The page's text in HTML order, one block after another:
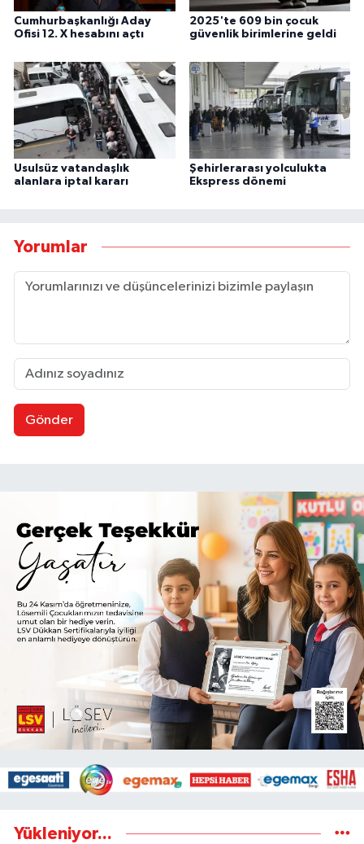
Cumhurbaşkanlığı Aday
Ofisi 12. X hesabını açtı
2025'te 609 bin çocuk
güvenlik birimlerine geldi
Usulsüz vatandaşlık
alanlara iptal kararı
Şehirlerarası yolculukta
Ekspress dönemi
Yorumlar
Gönder
Yükleniyor...